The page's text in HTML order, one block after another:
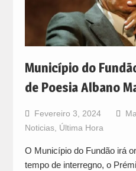
Município do
de Poesia Albano
Fevereiro 3, 2024
Noticias, Última Hora
O Município do Fundão irá
tempo de interregno, o